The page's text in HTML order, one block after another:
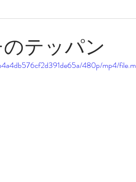
グ
ンディエゴフォトウェディング
テッパン
480p/mp4/